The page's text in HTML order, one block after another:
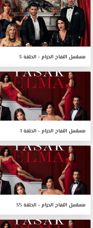
مسلسل التفاح الحرام - الحلقة 3
مسلسل التفاح الحرام - الحلقة 1
مسلسل التفاح الحرام - الحلقة 35